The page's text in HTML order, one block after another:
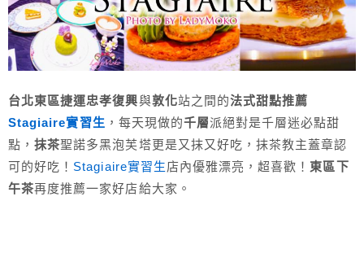
台北東區捷運忠孝復興與敦化站之間的法式甜點推薦
Stagiaire實習生 ，每天現做的千層派絕對是千層迷必點甜
點，抹茶聖諾多黑泡芙塔更是又抹又好吃，抹茶教主蓋章認
可的好吃！ Stagiaire實習生店內優雅漂亮，超喜歡！ 東區下
午茶再度推薦一家好店給大家。